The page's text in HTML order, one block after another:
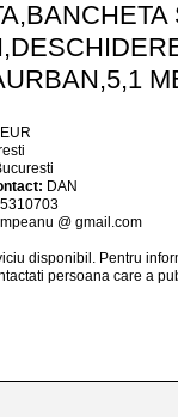
EUR
DAN
@ gmail.com
disponibil . Pentru
persoana care a